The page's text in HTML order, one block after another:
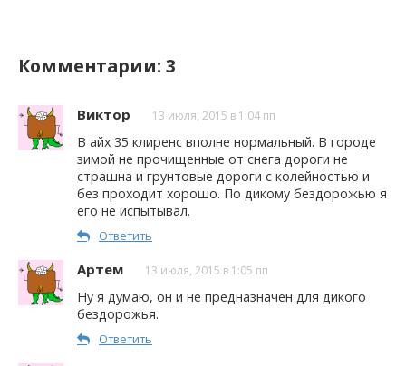
Комментарии: 3
Виктор 13 июля, 2015 в 1:04 пп
В айх 35 клиренс вполне нормальный. В городе
зимой не прочищенные от снега дороги не
страшна и грунтовые дороги с колейностью и
без проходит хорошо. По дикому бездорожью я
его не испытывал.
Ответить
Артем 13 июля, 2015 в 1:05 пп
Ну я думаю, он и не предназначен для дикого
бездорожья.
Ответить